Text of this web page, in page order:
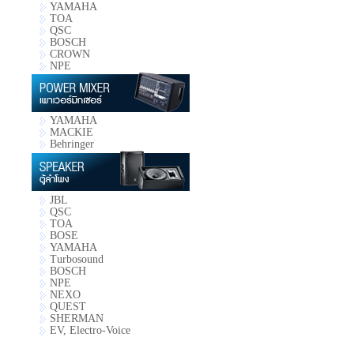
YAMAHA
TOA
QSC
BOSCH
CROWN
NPE
YAMAHA
MACKIE
Behringer
JBL
QSC
TOA
BOSE
YAMAHA
Turbosound
BOSCH
NPE
NEXO
QUEST
SHERMAN
EV, Electro-Voice